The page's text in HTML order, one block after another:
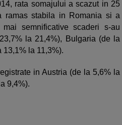
rata somajului a scazut in 25
ramas stabila in Romania si a
semnificative scaderi s-au
la 21,4%), Bulgaria (de la
13,1% la 11,3%).
in Austria (de la 5,6% la
9,4%).